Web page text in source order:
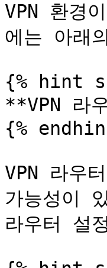
VPN 환경
에는 아래
{% hint
**VPN 라
{%
VPN 라우
가능성이
라우터 설